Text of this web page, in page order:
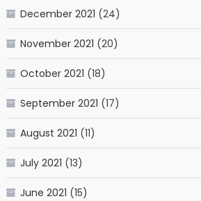
December 2021 (24)
November 2021 (20)
October 2021 (18)
September 2021 (17)
August 2021 (11)
July 2021 (13)
June 2021 (15)